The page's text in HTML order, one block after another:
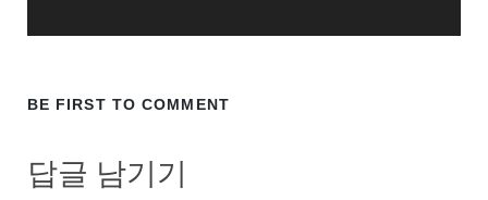
BE FIRST TO COMMENT
답글 남기기